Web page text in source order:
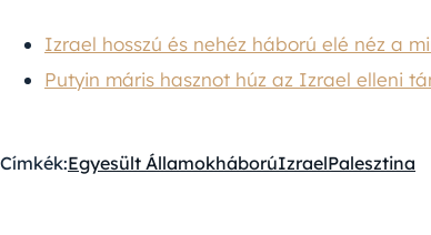
Izrael hosszú és nehéz háború elé néz a
Putyin máris hasznot húz az Izrael elleni
Címkék:Egyesült ÁllamokháborúIzraelPalesztina